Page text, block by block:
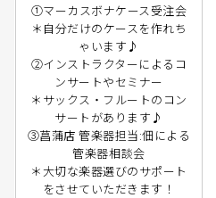
①マーカスボナケース受注会
＊自分だけのケースを作れち
ゃいます♪
②インストラクターによるコ
ンサートやセミナー
＊サックス・フルートのコン
サートがあります♪
③菖蒲店 管楽器担当:佃による
管楽器相談会
＊大切な楽器選びのサポート
をさせていただきます！